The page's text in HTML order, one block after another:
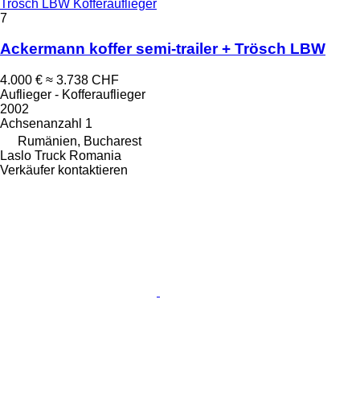
Trösch LBW Kofferauflieger
7
Ackermann koffer semi-trailer + Trösch LBW
4.000 € ≈ 3.738 CHF
Auflieger - Kofferauflieger
2002
Achsenanzahl 1
Rumänien, Bucharest
Laslo Truck Romania
Verkäufer kontaktieren